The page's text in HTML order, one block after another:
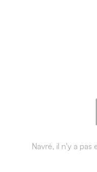
Navré, il n'y a